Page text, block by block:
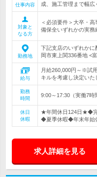
仕事内容
成、施工管理まで幅広
対象と
なる方
＜必須要件＞大卒・
備保全いずれかの実
勤務地
下記支店のいずれかに
岡市東上関336番地 <
給与
月給260,000円～※試
キルを考慮し決定いた
勤務
時間
9:00～17:30（実働7
休日
休暇
★年間休日124日★◆
◆夏季休暇◆年末年始
求人詳細を見る